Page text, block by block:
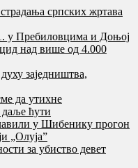
српских жртава
у Пребиловцима и Доњој
над више од 4.000
заједништва,
да утихне
ћути
у Шибенику прогон
„Олуја”
за убиство девет